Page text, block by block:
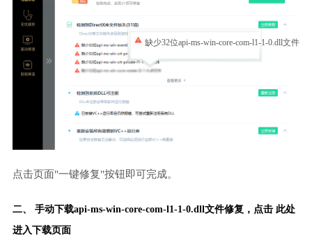
缺少32位api-ms-win-core-com-l1-1-0.dll文件
点击页面"一键修复"按钮即可完成。
二、 手动下载api-ms-win-core-com-l1-1-0.dll文件修复， 点击 此处
进入下载页面